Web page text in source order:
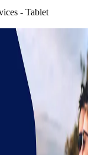
- Tablet